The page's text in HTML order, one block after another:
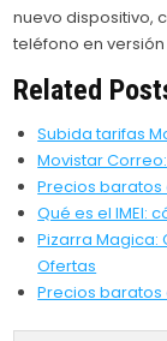
nuevo dispositivo,
teléfono en
Related
Subida tarifas
Movistar
Precios
Qué es el IMEI:
Pizarra Magica:
Ofertas
Precios